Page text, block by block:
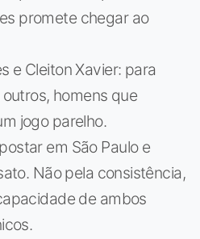
promete chegar ao
e Cleiton Xavier: para
homens que
jogo parelho.
em São Paulo e
Não pela consistência,
de ambos